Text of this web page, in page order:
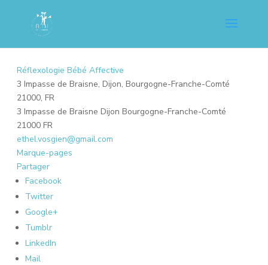
Réflexologie Bébé Affective
3 Impasse de Braisne, Dijon, Bourgogne-Franche-Comté
21000, FR
3 Impasse de Braisne Dijon Bourgogne-Franche-Comté
21000 FR
ethel.vosgien@gmail.com
Marque-pages
Partager
Facebook
Twitter
Google+
Tumblr
LinkedIn
Mail